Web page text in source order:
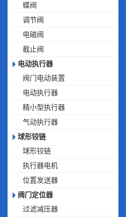
蝶阀
调节阀
电磁阀
截止阀
电动执行器
阀门电动装置
电动执行器
精小型执行器
气动执行器
球形铰链
球形铰链
执行器电机
位置发送器
阀门定位器
过滤减压器